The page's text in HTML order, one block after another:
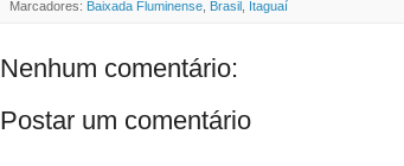
Marcadores: Baixada Fluminense Brasil Itaguaí
Nenhum comentário:
Postar um comentário